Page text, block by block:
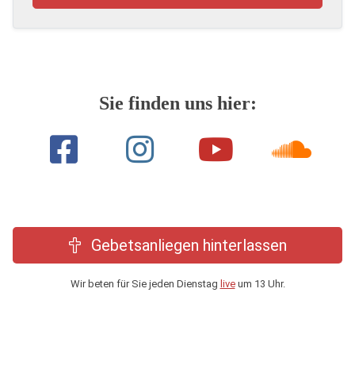
Sie finden uns hier:
Gebetsanliegen hinterlassen
Wir beten für Sie jeden Dienstag liveum 13 Uhr.